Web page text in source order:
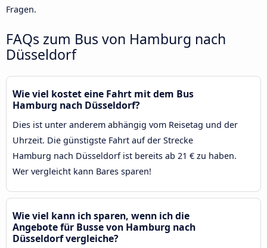
Fragen.
FAQs zum Bus von Hamburg nach
Düsseldorf
Wie viel kostet eine Fahrt mit dem Bus
Hamburg nach Düsseldorf?
Dies ist unter anderem abhängig vom Reisetag und der
Uhrzeit. Die günstigste Fahrt auf der Strecke
Hamburg nach Düsseldorf ist bereits ab 21 € zu haben.
Wer vergleicht kann Bares sparen!
Wie viel kann ich sparen, wenn ich die
Angebote für Busse von Hamburg nach
Düsseldorf vergleiche?